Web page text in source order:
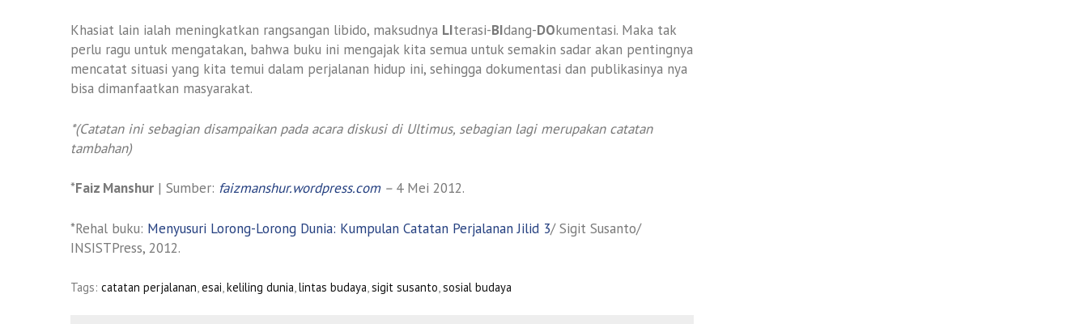
Khasiat lain ialah meningkatkan rangsangan libido, maksudnya LIterasi-BIdang-DOkumentasi. Maka tak
perlu ragu untuk mengatakan, bahwa buku ini mengajak kita semua untuk semakin sadar akan pentingnya
mencatat situasi yang kita temui dalam perjalanan hidup ini, sehingga dokumentasi dan publikasinya nya
bisa dimanfaatkan masyarakat.
*(Catatan ini sebagian disampaikan pada acara diskusi di Ultimus, sebagian lagi merupakan catatan
tambahan)
*Faiz Manshur | Sumber: faizmanshur.wordpress.com– 4 Mei 2012.
*Rehal buku: Menyusuri Lorong-Lorong Dunia: Kumpulan Catatan Perjalanan Jilid 3/ Sigit Susanto/
INSISTPress, 2012.
Tags: catatan perjalanan,esai,keliling dunia,lintas budaya,sigit susanto,sosial budaya